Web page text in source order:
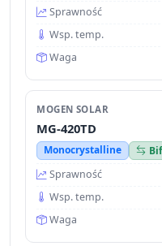
Sprawność
Wsp. temp.
Waga
MOGEN SOLAR
MG-420TD
Monocrystalline
Sprawność
Wsp. temp.
Waga